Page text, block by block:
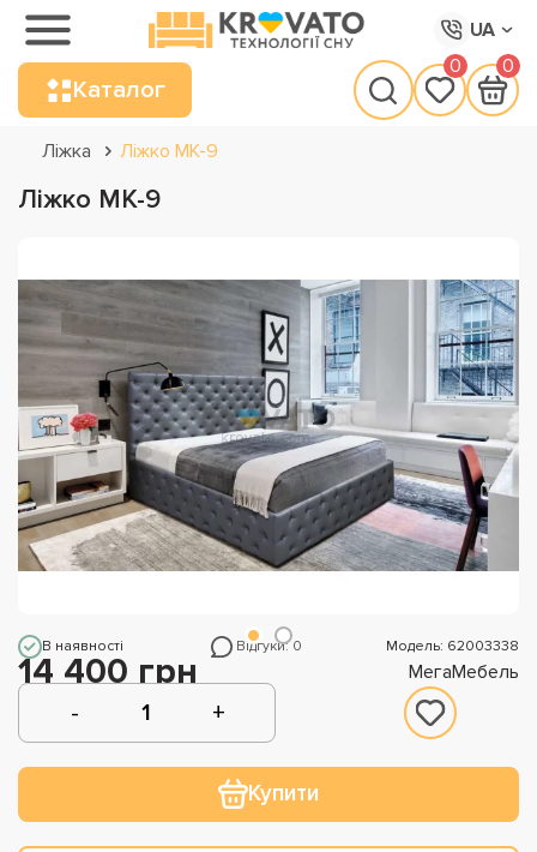
UA
Каталог
0 0
Ліжка Ліжко МК-9
Ліжко МК-9
В наявності Відгуки: 0 Модель: 62003338
14 400 грн МегаМебель
Купити